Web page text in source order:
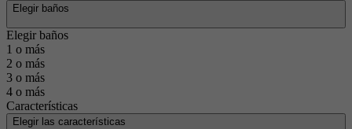
Elegir baños
Elegir baños
1 o más
2 o más
3 o más
4 o más
Características
Elegir las características